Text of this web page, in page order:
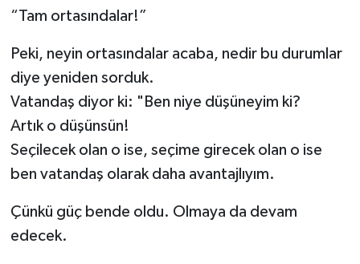
“Tam ortasındalar!”
Peki, neyin ortasındalar acaba, nedir bu durumlar
diye yeniden sorduk.
Vatandaş diyor ki: "Ben niye düşüneyim ki?
Artık o düşünsün!
Seçilecek olan o ise, seçime girecek olan o ise
ben vatandaş olarak daha avantajlıyım.
Çünkü güç bende oldu. Olmaya da devam
edecek.